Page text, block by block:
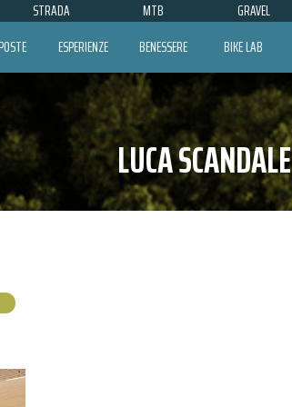
STRADA MTB GRAVEL
ESPERIENZE BENESSERE BIKE LAB
LUCA SCANDALE